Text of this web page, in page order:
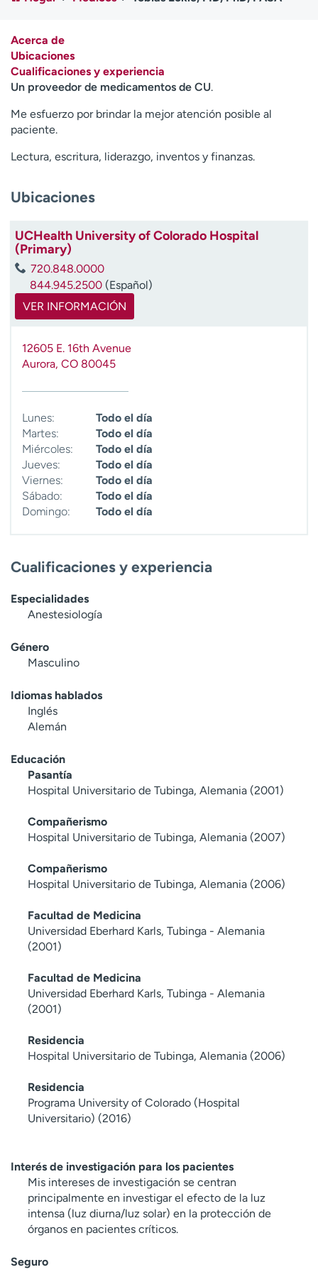
Ready. Set. CO.
Ensayos clínicos
Atención a medios de
comunicación
Contáctenos Noticias e historias
A
ú
a
m
e
n
o
Acerca de
Ubicaciones
Cualificaciones y experiencia
Un proveedor de medicamentos de CU.
Me esfuerzo por brindar la mejor atención posible al
paciente.
Lectura, escritura, liderazgo, inventos y finanzas.
Ubicaciones
UCHealth University of Colorado Hospital
(Primary)
720.848.0000
844.945.2500 (Español)
VER INFORMACIÓN
12605 E. 16th Avenue
Aurora, CO 80045
Lunes:
Todo el día
Martes:
Todo el día
Miércoles:
Todo el día
Jueves:
Todo el día
Viernes:
Todo el día
Sábado:
Todo el día
Domingo:
Todo el día
Cualificaciones y experiencia
Especialidades
Anestesiología
Género
Masculino
Idiomas hablados
Inglés
Alemán
Educación
Pasantía
Hospital Universitario de Tubinga, Alemania (2001)
Compañerismo
Hospital Universitario de Tubinga, Alemania (2007)
Compañerismo
Hospital Universitario de Tubinga, Alemania (2006)
Facultad de Medicina
Universidad Eberhard Karls, Tubinga - Alemania
(2001)
Facultad de Medicina
Universidad Eberhard Karls, Tubinga - Alemania
(2001)
Residencia
Hospital Universitario de Tubinga, Alemania (2006)
Residencia
Programa University of Colorado (Hospital
Universitario) (2016)
Interés de investigación para los pacientes
Mis intereses de investigación se centran
principalmente en investigar el efecto de la luz
intensa (luz diurna/luz solar) en la protección de
órganos en pacientes críticos.
Seguro